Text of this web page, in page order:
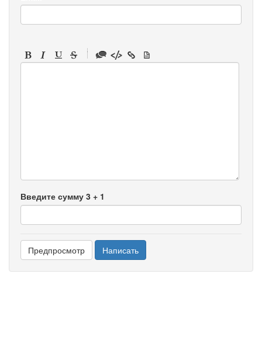
-
-
Введите сумму 3 + 1